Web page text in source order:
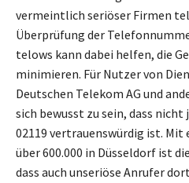
vermeintlich seriöser Firmen
Überprüfung der
telows kann dabei helfen, die
minimieren. Für Nutzer von
Deutschen Telekom AG und
sich bewusst zu sein, dass nicht
02119 vertrauenswürdig ist.
über 600.000 in Düsseldorf ist
dass auch unseriöse Anrufer